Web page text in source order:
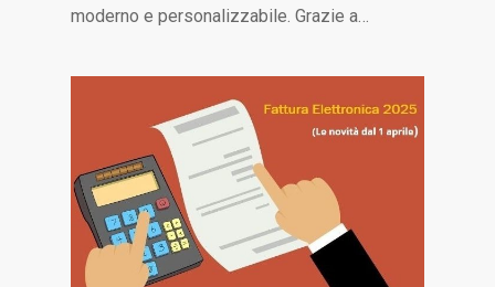
moderno e personalizzabile. Grazie a…